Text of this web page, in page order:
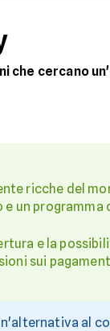
che cercano
ricche del
un
e la
sui
al